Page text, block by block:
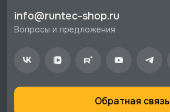
стоимости заказа.
info@runtec-shop.ru
Вопросы и предложения
Обратная связь